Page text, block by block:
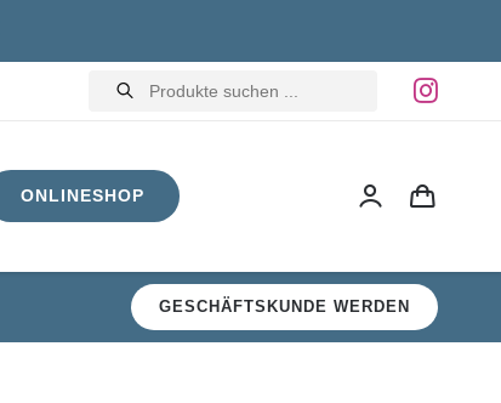
Products
search
ONLINESHOP
GESCHÄFTSKUNDE WERDEN